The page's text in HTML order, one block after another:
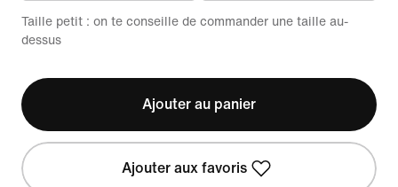
Taille petit : on te conseille de commander une taille au-
dessus
Ajouter au panier
Ajouter aux favoris